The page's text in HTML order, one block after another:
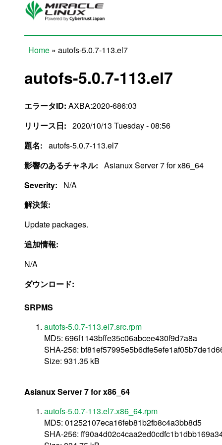
Skip to main content
Home » autofs-5.0.7-113.el7
autofs-5.0.7-113.el7
エラータID: AXBA:2020-686:03
リリース日: 2020/10/13 Tuesday - 08:56
題名: autofs-5.0.7-113.el7
影響のあるチャネル: Asianux Server 7 for x86_64
Severity:
N/A
解決策:
Update packages.
追加情報:
N/A
ダウンロード:
SRPMS
autofs-5.0.7-113.el7.src.rpm
MD5: 696f1143bffe35c06abcee430f9d7a8a
SHA-256:
Size: 931.35 kB
Asianux Server 7 for x86_64
autofs-5.0.7-113.el7.x86_64.rpm
MD5: 01252107eca16feb81b2fb8c4a3bb8d5
SHA-256: